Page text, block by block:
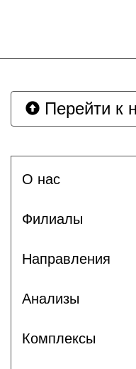
Перейти к
О нас
Филиалы
Направления
Анализы
Комплексы